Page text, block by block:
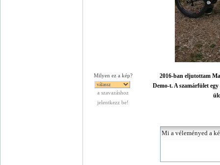
Milyen ez a kép?
a szavazáshoz
jelentkezz be!
2016-ban eljutottam
Demo-t. A szamárfület